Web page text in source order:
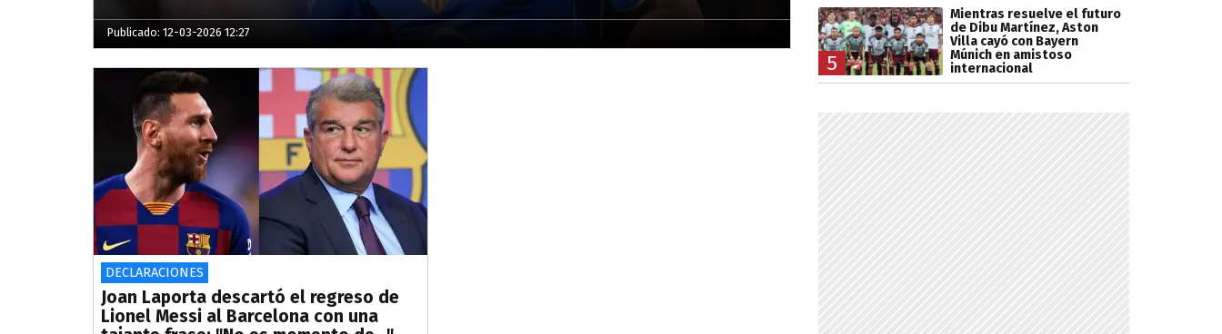
Publicado: 12-03-2026 12:27
DECLARACIONES
Joan Laporta descartó el regreso de
Lionel Messi al Barcelona con una
5
Mientras resuelve el futuro
de Dibu Martínez, Aston
Villa cayó con Bayern
Múnich en amistoso
internacional